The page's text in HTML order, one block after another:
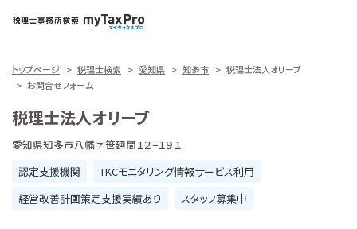
トップページ 税理士検索 愛知県 知多市
税理士法人オリーブ
お問合せフォーム
税理士法人オリーブ
愛知県知多市八幡字笹廻間１２−１９１
認定支援機関
TKCモニタリング情報サービス利用
経営改善計画策定支援実績あり
スタッフ募集中